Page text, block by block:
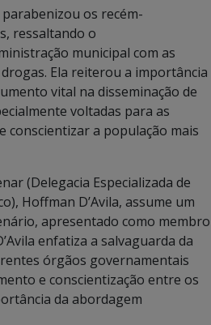
os recém-
ressaltando o
municipal com as
Ela reiterou a importância
vital na disseminação de
voltadas para as
conscientizar a população mais
(Delegacia Especializada de
Hoffman D’Avila, assume um
apresentado como membro
enfatiza a salvaguarda da
órgãos governamentais
e conscientização entre os
da abordagem